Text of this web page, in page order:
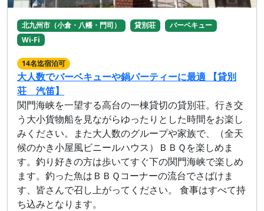
北九州市（小倉・八幡・門司） 貸別荘
バーベキュー
Wi-Fi
14名迄宿泊可
大人数でバーベキューや鍋パーティーに最適 【貸別
荘 汽笛】
関門海峡を一望する高台の一棟貸切の貸別荘。行き交
う大小貨物船を見ながらゆったりとした時間をお楽し
みください。また大人数のグループや家族で、（全天
候のかき小屋風ビニールハウス）ＢＢＱを楽しめま
す。釣り好きの方は歩いてすぐ下の関門海峡で楽しめ
ます。釣った魚はＢＢＱコーナーの流台でさばけま
す、皆さんで召し上がってください。 食事はすべて持
ち込みとなります。